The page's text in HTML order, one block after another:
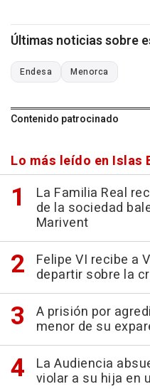
Últimas noticias sobre
Endesa Menorca
Contenido patrocinado
Lo más leído en Islas
La Familia Real
de la sociedad
Marivent
Felipe VI recibe a
departir sobre la
A prisión por
menor de su
La Audiencia
violar a su hija en